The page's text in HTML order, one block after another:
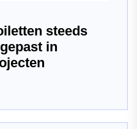
steeds
in